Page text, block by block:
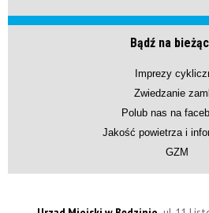
Bądź na
Imprezy
Zwiedzanie
Polub nas na
Jakość powietrza i
GZM